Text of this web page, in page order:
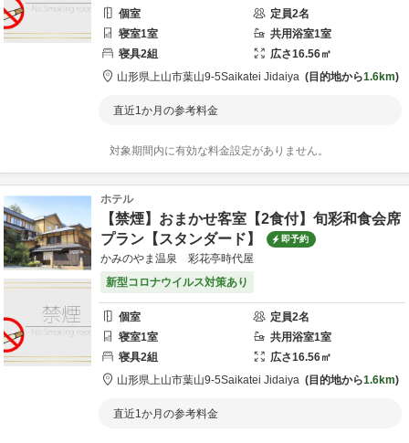
個室 定員2名
寝室1室 共用浴室1室
寝具2組 広さ16.56㎡
山形県上山市葉山9-5Saikatei Jidaiya 目的地から1.6km
直近1か月の参考料金
対象期間内に有効な料金設定がありません。
ホテル
【禁煙】おまかせ客室【2食付】旬彩和食会席
プラン【スタンダード】
即予約
かみのやま温泉 彩花亭時代屋
新型コロナウイルス対策あり
個室 定員2名
寝室1室 共用浴室1室
寝具2組 広さ16.56㎡
山形県上山市葉山9-5Saikatei Jidaiya 目的地から1.6km
直近1か月の参考料金